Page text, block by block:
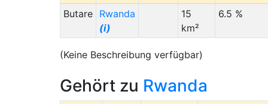
Butare
Rwanda
(i)
15
km²
6.5 %
(Keine Beschreibung verfügbar)
Gehört zu Rwanda